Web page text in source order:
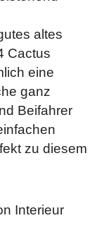
altes
Cactus
eine
ganz
Beifahrer
zu diesem